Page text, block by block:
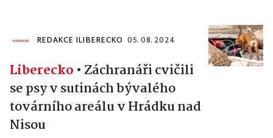
REDAKCE ILIBERECKO 05. 08. 2024
Liberecko • Záchranáři cvičili
se psy v sutinách bývalého
továrního areálu v Hrádku nad
Nisou